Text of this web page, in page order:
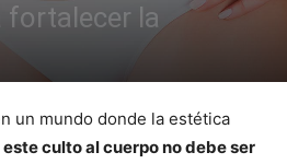
fortalecer la
un mundo donde la estética
este culto al cuerpo no debe ser